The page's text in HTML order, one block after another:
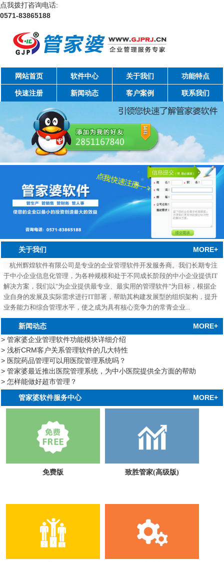
点我拨打咨询电话:
0571-83865188
网站首页 软件中心 关于我们 功能特点
快速注册 新闻动态 客户案例 联系我们
关于我们 MORE+
杭州辉煌软件有限公司是专业的企业管理软件开发服务商。我们长期专注
于中小企业信息化管理，为各种规模和处于不同成长阶段的中小企业提供IT
解决方案，我们以"为企业提供最专业、最实用的管理软件"为目标，根据企
业自身的发展及实际需求进行IT部署，帮助其构建发展型的组织架构，提升
业务能力和综合管理水平，使之成为具有核心竞争力的常青企业...
新闻动态
MORE+
> 管家婆企业管理软件功能模块详细介绍
> 浅析CRM客户关系管理软件的几大特性
> 医院药品管理可以用医院管理系统吗？
> 管家婆最近推出医院管理系统，为中小医院提供全方面的帮助
> 怎样能做好超市管理？
管家婆软件服务中心 MORE+
免费版 致胜管家(高级版)